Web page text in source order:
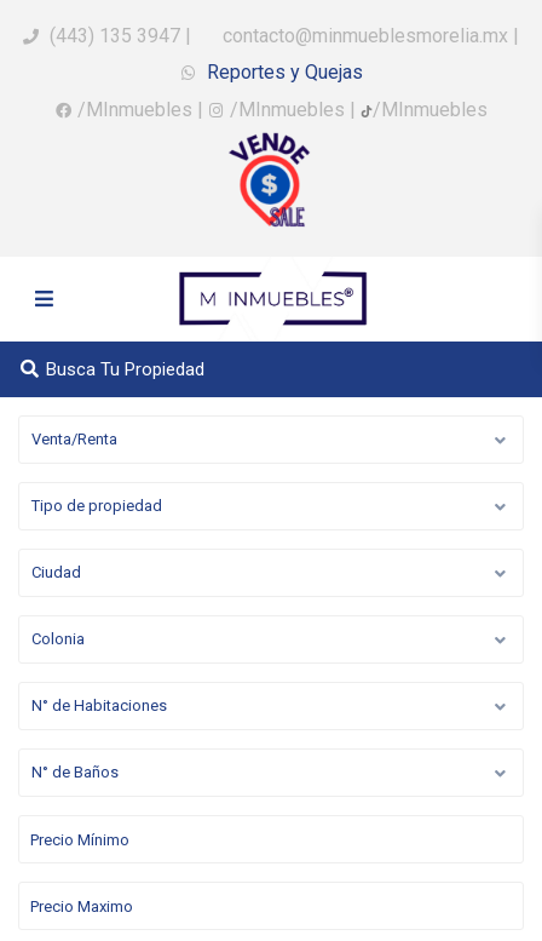
(443) 135 3947 | contacto@minmueblesmorelia.mx |
Reportes y Quejas
/MInmuebles | /MInmuebles | /MInmuebles
Busca Tu Propiedad
Venta/Renta
Tipo de propiedad
Ciudad
Colonia
N° de Habitaciones
N° de Baños